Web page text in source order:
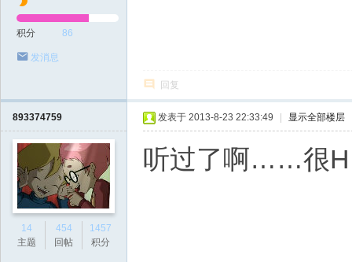
积分 86
发消息
回复
893374759
14
主题
454
回帖
1457
积分
发表于 2013-8-23 22:33:49 显示全部楼层
听过了啊……很